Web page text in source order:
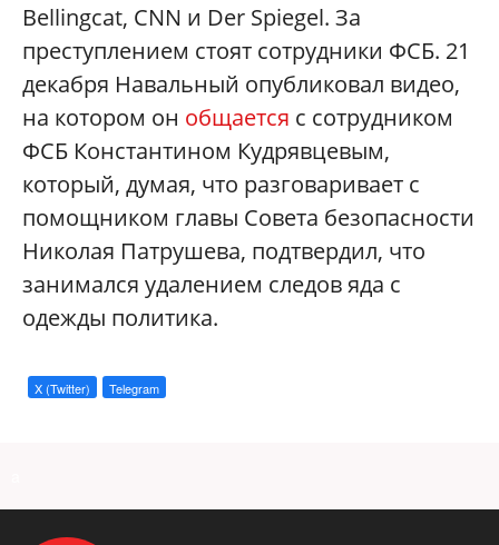
Bellingcat, CNN и Der Spiegel. За
преступлением стоят сотрудники ФСБ. 21
декабря Навальный опубликовал видео,
на котором он общается с сотрудником
ФСБ Константином Кудрявцевым,
который, думая, что разговаривает с
помощником главы Совета безопасности
Николая Патрушева, подтвердил, что
занимался удалением следов яда с
одежды политика.
X (Twitter) Telegram